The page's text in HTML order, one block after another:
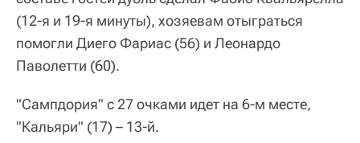
(12-я и 19-я минуты), хозяевам отыграться
помогли Диего Фариас (56) и Леонардо
Паволетти (60).
"Сампдория" с 27 очками идет на 6-м месте,
"Кальяри" (17) – 13-й.